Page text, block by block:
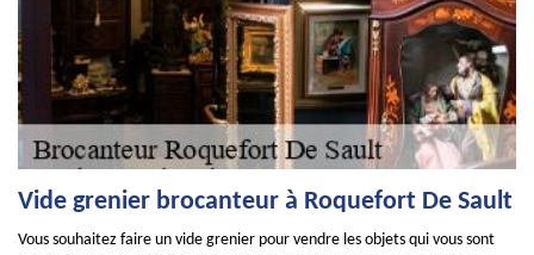
Vide grenier brocanteur à Roquefort De Sault
Vous souhaitez faire un vide grenier pour vendre les objets qui vous sont